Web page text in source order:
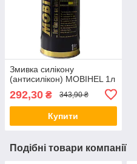
Змивка силікону
(антисилікон) MOBIHEL 1л
292,30 ₴ 343,90 ₴
Купити
Подібні товари компанії